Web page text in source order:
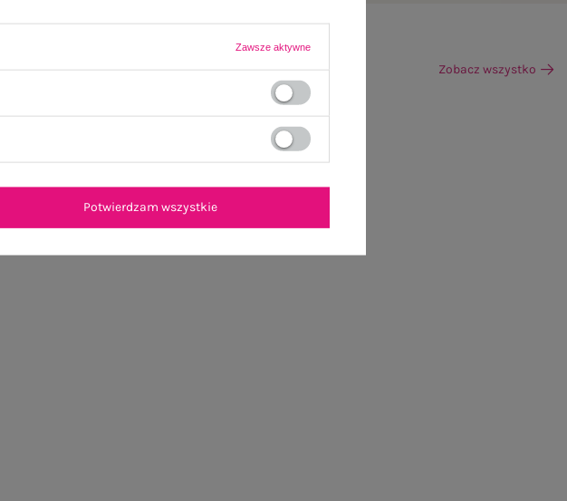
Zobacz wszystko
Zawsze aktywne
Potwierdzam wszystkie